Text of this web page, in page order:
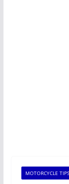
MOTORCYCLE TIPS